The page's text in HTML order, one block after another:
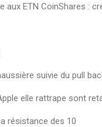
ETN CoinShares :
suivie du pull
elle rattrape sont
résistance des 10